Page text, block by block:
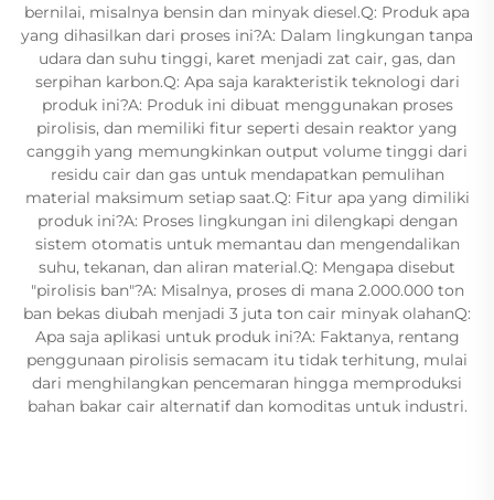
bernilai, misalnya bensin dan minyak diesel.Q: Produk apa
yang dihasilkan dari proses ini?A: Dalam lingkungan tanpa
udara dan suhu tinggi, karet menjadi zat cair, gas, dan
serpihan karbon.Q: Apa saja karakteristik teknologi dari
produk ini?A: Produk ini dibuat menggunakan proses
pirolisis, dan memiliki fitur seperti desain reaktor yang
canggih yang memungkinkan output volume tinggi dari
residu cair dan gas untuk mendapatkan pemulihan
material maksimum setiap saat.Q: Fitur apa yang dimiliki
produk ini?A: Proses lingkungan ini dilengkapi dengan
sistem otomatis untuk memantau dan mengendalikan
suhu, tekanan, dan aliran material.Q: Mengapa disebut
"pirolisis ban"?A: Misalnya, proses di mana 2.000.000 ton
ban bekas diubah menjadi 3 juta ton cair minyak olahanQ:
Apa saja aplikasi untuk produk ini?A: Faktanya, rentang
penggunaan pirolisis semacam itu tidak terhitung, mulai
dari menghilangkan pencemaran hingga memproduksi
bahan bakar cair alternatif dan komoditas untuk industri.